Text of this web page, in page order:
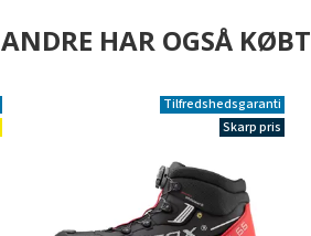
ANDRE HAR OGSÅ KØBT
Tilfredshedsgaranti
Skarp pris